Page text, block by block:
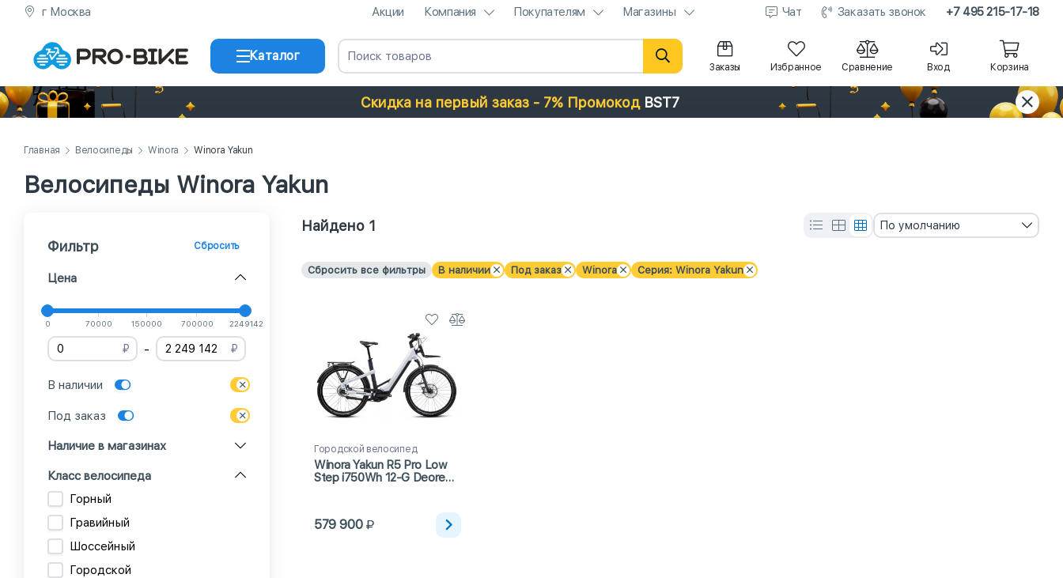
г Москва Акции Компания Покупателям Магазины Чат Заказать звонок +7 495 215-17-18
Каталог
Заказы Избранное Сравнение Вход Корзина
Скидка на первый заказ - 7% Промокод BST7
Главная Велосипеды Winora Winora Yakun
Велосипеды Winora Yakun
Найдено 1 По умолчанию
Сбросить все фильтры В наличии Под заказ Winora Серия: Winora Yakun
Городской велосипед
Winora Yakun R5 Pro Low
Step i750Wh 12-G Deore
579 900
Фильтр Сбросить
Цена
0 70000 150000 700000 2249142
₽ - ₽
В наличии
Под заказ
Наличие в магазинах
Класс велосипеда
Горный
Гравийный
Шоссейный
Городской